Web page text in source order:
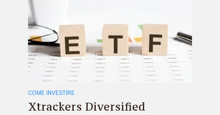
COME INVESTIRE
Xtrackers Diversified